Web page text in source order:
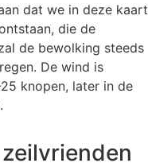
dat we in deze kaart
die de
de bewolking steeds
De wind is
knopen, later in de